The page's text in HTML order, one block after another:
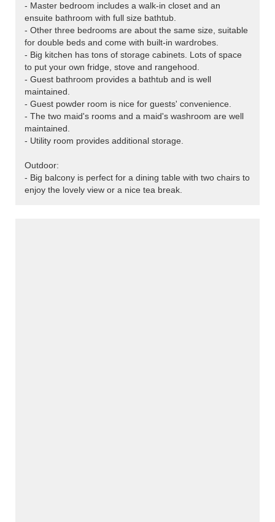
- Master bedroom includes a walk-in closet and an
ensuite bathroom with full size bathtub.
- Other three bedrooms are about the same size, suitable
for double beds and come with built-in wardrobes.
- Big kitchen has tons of storage cabinets. Lots of space
to put your own fridge, stove and rangehood.
- Guest bathroom provides a bathtub and is well
maintained.
- Guest powder room is nice for guests' convenience.
- The two maid's rooms and a maid's washroom are well
maintained.
- Utility room provides additional storage.
Outdoor:
- Big balcony is perfect for a dining table with two chairs to
enjoy the lovely view or a nice tea break.